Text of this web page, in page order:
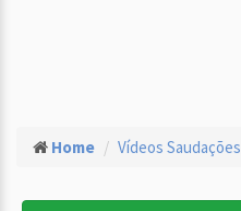
Home Vídeos Saudações